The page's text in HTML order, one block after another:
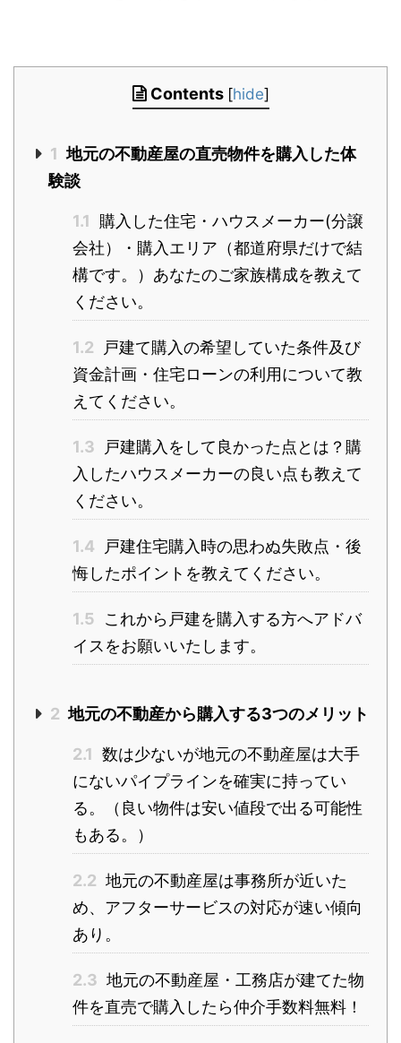
Contents [hide]
1 地元の不動産屋の直売物件を購入した体
験談
1.1
購入した住宅・ハウスメーカー(分譲
会社）・購入エリア（都道府県だけで結
構です。）あなたのご家族構成を教えて
ください。
1.2
戸建て購入の希望していた条件及び
資金計画・住宅ローンの利用について教
えてください。
1.3
戸建購入をして良かった点とは？購
入したハウスメーカーの良い点も教えて
ください。
1.4
戸建住宅購入時の思わぬ失敗点・後
悔したポイントを教えてください。
1.5
これから戸建を購入する方へアドバ
イスをお願いいたします。
2 地元の不動産から購入する3つのメリット
2.1 数は少ないが地元の不動産屋は大手
にないパイプラインを確実に持ってい
る。（良い物件は安い値段で出る可能性
もある。）
2.2 地元の不動産屋は事務所が近いた
め、アフターサービスの対応が速い傾向
あり。
2.3 地元の不動産屋・工務店が建てた物
件を直売で購入したら仲介手数料無料！